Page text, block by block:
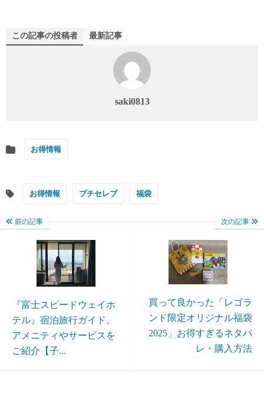
この記事の投稿者 最新記事
saki0813
お得情報
お得情報 プチセレブ 福袋
前の記事
『富士スピードウェイホ
テル』宿泊旅行ガイド。
アメニティやサービスを
ご紹介【子...
次の記事
買って良かった「レゴラ
ンド限定オリジナル福袋
2025」お得すぎるネタバ
レ・購入方法